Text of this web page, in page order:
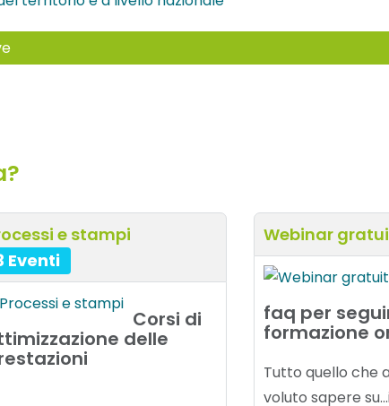
e stampi
Eventi
Corsi di
delle
Webinar
faq per
formazione
Tutto quello che
voluto sapere